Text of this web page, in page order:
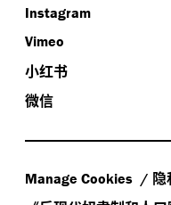
Instagram
Vimeo
小红书
微信
Manage Cookies 隐